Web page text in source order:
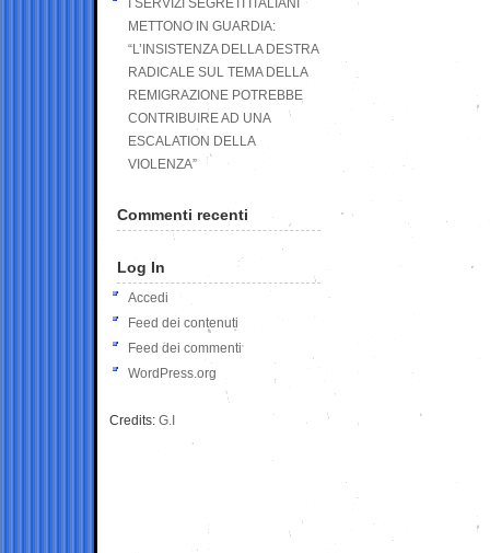
I SERVIZI SEGRETI ITALIANI
METTONO IN GUARDIA:
“L’INSISTENZA DELLA DESTRA
RADICALE SUL TEMA DELLA
REMIGRAZIONE POTREBBE
CONTRIBUIRE AD UNA
ESCALATION DELLA
VIOLENZA”
Commenti recenti
Log In
Accedi
Feed dei contenuti
Feed dei commenti
WordPress.org
Credits: G.I